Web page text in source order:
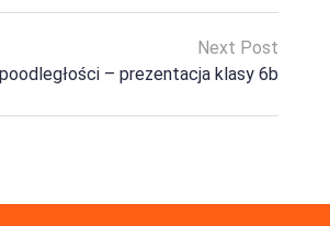
Next Post
– prezentacja klasy 6b